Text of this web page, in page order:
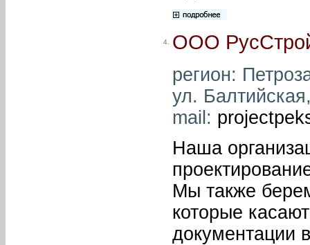
4. ООО
регион:
ул.
mail:
Наша
Мы также
которые
документации